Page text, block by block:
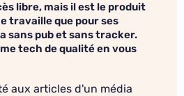
libre, mais il est le produit
travaille que pour ses
sans pub et sans tracker.
tech de qualité en vous
aux articles d'un média